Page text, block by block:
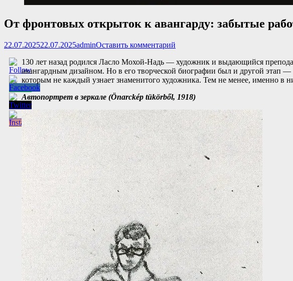
От фронтовых открыток к авангарду: забытые
Опубликовано
22.07.202522.07.2025Автор
adminОставить комментарий
130 лет назад родился Ласло Мохой-Надь — художник и выдающийся
авангардным дизайном. Но в его творческой биографии был и другой этап
которым не каждый узнает знаменитого художника. Тем не менее, именно в
Автопортрет в зеркале (Önarckép tükörből, 1918)